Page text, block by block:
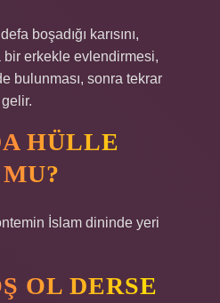
boşadığı karısını,
bir erkekle evlendirmesi,
bulunması, sonra tekrar
HÜLLE
İslam dininde yeri
OL DERSE